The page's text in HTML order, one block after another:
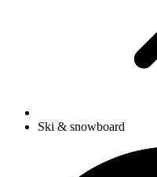
Ski & snowboard